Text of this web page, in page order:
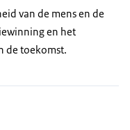
van de mens en de
en het
de toekomst.